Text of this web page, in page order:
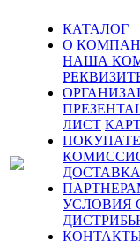
КАТАЛОГ
О
НАША
ЛИСТ
УСЛОВИЯ